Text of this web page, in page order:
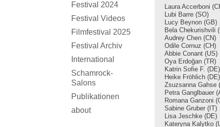
Festival 2024
Festival Videos
Filmfestival 2025
Festival Archiv
International
Schamrock-
Salons
Publikationen
about
Laura Accerboni
Lubi Barre (SO)
Lucy Beynon (GB)
Bela Chekurishvili
Audrey Chen (CN)
Odile Cornuz (CH)
Abbie Conant (US)
Oya Erdoğan (TR)
Katrin Sofie F. (DE)
Heike Fröhlich (DE)
Zsuzsanna Gahse
Petra Ganglbauer
Romana Ganzoni
Sabine Gruber (IT)
Lisa Jeschke (DE)
Kateryna Kalytko